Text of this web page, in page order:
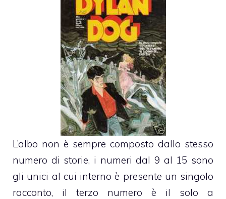
L’albo non è sempre composto dallo stesso
numero di storie, i numeri dal 9 al 15 sono
gli unici al cui interno è presente un singolo
racconto, il terzo numero è il solo a